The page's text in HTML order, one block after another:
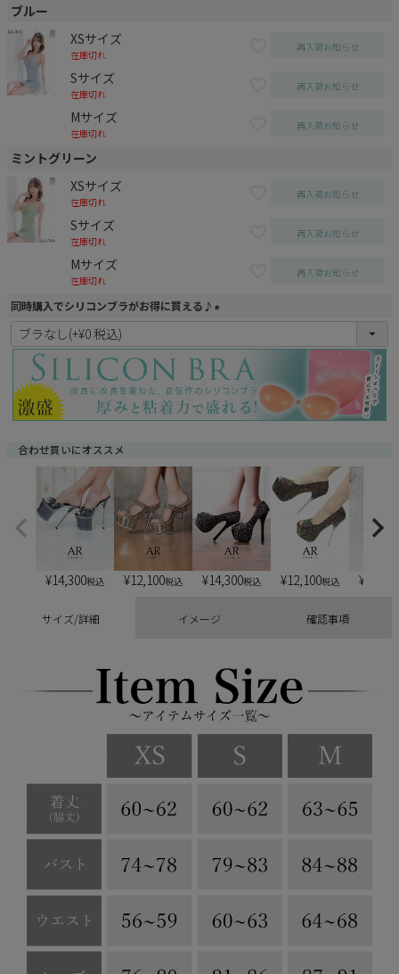
ブルー
XSサイズ
在庫切れ
再入荷お知らせ
Sサイズ
在庫切れ
再入荷お知らせ
Mサイズ
在庫切れ
再入荷お知らせ
ミントグリーン
XSサイズ
在庫切れ
再入荷お知らせ
Sサイズ
在庫切れ
再入荷お知らせ
Mサイズ
在庫切れ
再入荷お知らせ
同時購入でシリコンブラがお得に買える♪
(
須
)
合わせ買いにオススメ
¥14,300税込 ¥12,100税込 ¥14,300税込 ¥12,100税込 ¥
サイズ/詳細 イメージ 確認事項